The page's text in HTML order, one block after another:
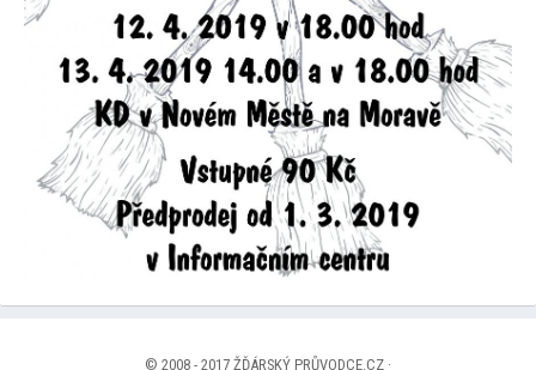
© 2008 - 2017 ŽĎÁRSKÝ PRŮVODCE.CZ ·